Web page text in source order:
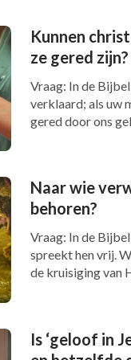
Kunnen
ze gered zijn?
Vraag: In de
verklaard; als uw
gered door ons
Naar wie
behoren?
Vraag: In de
spreekt hen vrij.
de kruisiging van
Is ‘geloof in